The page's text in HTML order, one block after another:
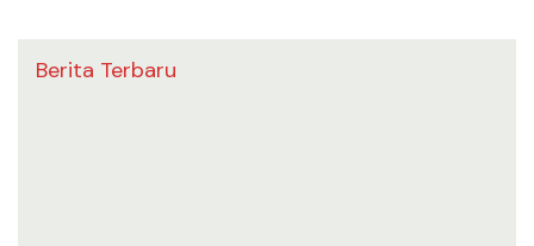
Berita Terbaru